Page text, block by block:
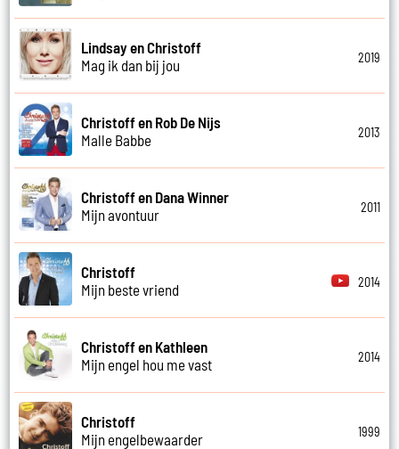
Lindsay en Christoff
Mag ik dan bij jou
2019
Christoff en Rob De Nijs
Malle Babbe
2013
Christoff en Dana Winner
Mijn avontuur
2011
Christoff
Mijn beste vriend
2014
Christoff en Kathleen
Mijn engel hou me vast
2014
Christoff
Mijn engelbewaarder
1999